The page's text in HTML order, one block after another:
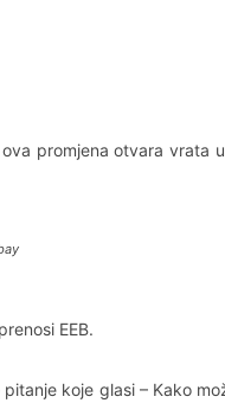
promjena otvara vrata
EEB.
koje glasi – Kako